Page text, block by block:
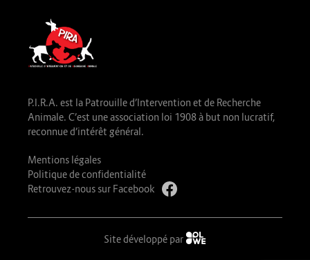
P.I.R.A. est la Patrouille d’Intervention et de Recherche
Animale. C’est une association loi 1908 à but non lucratif,
reconnue d’intérêt général.
Mentions légales
Politique de confidentialité
Retrouvez-nous sur Facebook
Site développé par